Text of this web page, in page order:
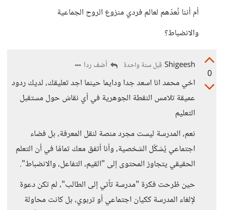
أم أننا نُعدّهم لعالم فردي منزوع الروح الجماعية
والانضباط؟
0
Shigeesh قبل سنة واحدة أضف ردا
اخي محمد انا اسعد جدا ودايما حينما اجد تعليقك، لديك ردود
عميقة تلامس النقطة الجوهرية في أي نقاش حول مستقبل
التعليم
نعم، المدرسة ليست مجرد منصة لنقل المعرفة، بل فضاء
اجتماعي يُشكّل الشخصية، وأنا أتفق معك تمامًا في أن التعلم
الحقيقي يتجاوز المحتوى إلى "القيم، التفاعل، والانضباط".
حين طُرحت فكرة "مدرسة تأتي إلى الطالب"، لم تكن دعوة
لإلغاء المدرسة ككيان اجتماعي أو تربوي، بل كانت محاولة